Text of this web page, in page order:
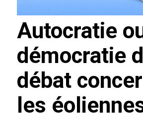
Autocratie ou
démocratie
débat
les